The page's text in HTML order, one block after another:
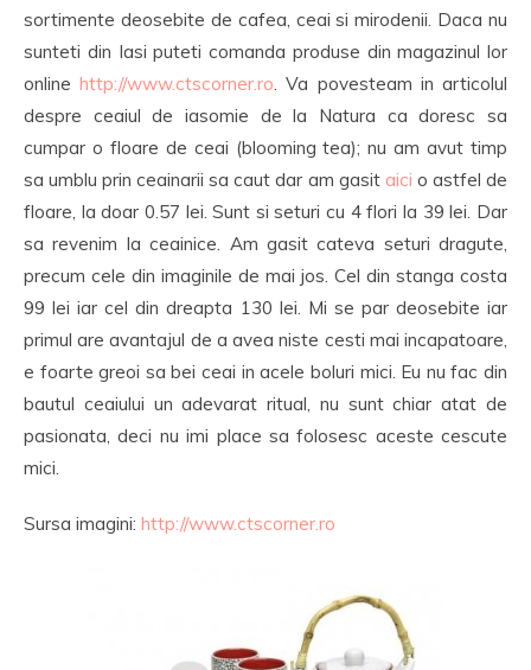
sortimente deosebite de cafea, ceai si mirodenii. Daca nu
sunteti din Iasi puteti comanda produse din magazinul lor
onlinehttp://www.ctscorner.ro. Va povesteam in articolul
despre ceaiul de iasomie de la Natura ca doresc sa
cumpar o floare de ceai (blooming tea); nu am avut timp
sa umblu prin ceainarii sa caut dar am gasit aici o astfel de
floare, la doar 0.57 lei. Sunt si seturi cu 4 flori la 39 lei. Dar
sa revenim la ceainice. Am gasit cateva seturi dragute,
precum cele din imaginile de mai jos. Cel din stanga costa
99 lei iar cel din dreapta 130 lei. Mi se par deosebite iar
primul are avantajul de a avea niste cesti mai incapatoare,
e foarte greoi sa bei ceai in acele boluri mici. Eu nu fac din
bautul ceaiului un adevarat ritual, nu sunt chiar atat de
pasionata, deci nu imi place sa folosesc aceste cescute
mici.
Sursa imagini: http://www.ctscorner.ro